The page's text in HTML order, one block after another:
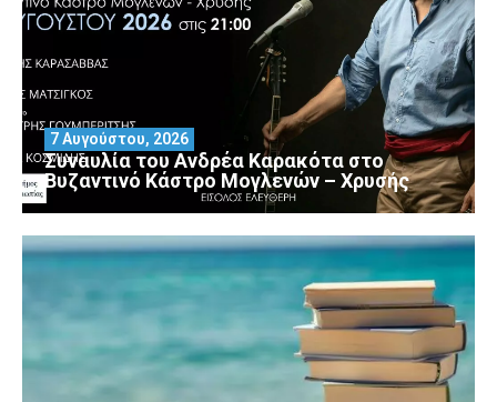
Συναυλία του Ανδρέα Καρακότα στο
Βυζαντινό Κάστρο Μογλενών – Χρυσής
7 Αυγούστου, 2026